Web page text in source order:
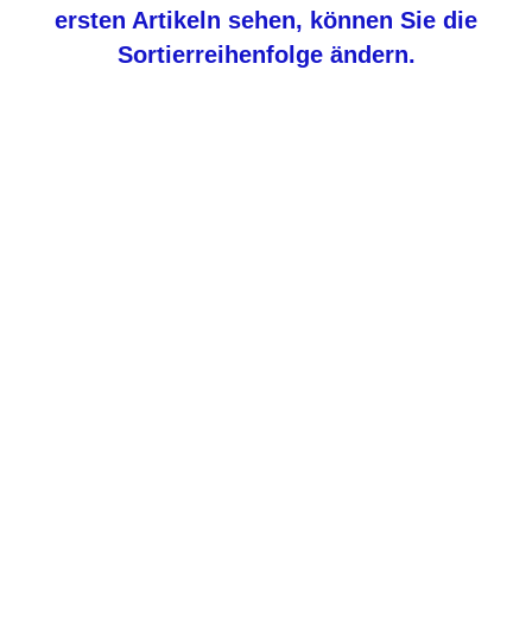
ersten Artikeln sehen, können Sie die
Sortierreihenfolge ändern.